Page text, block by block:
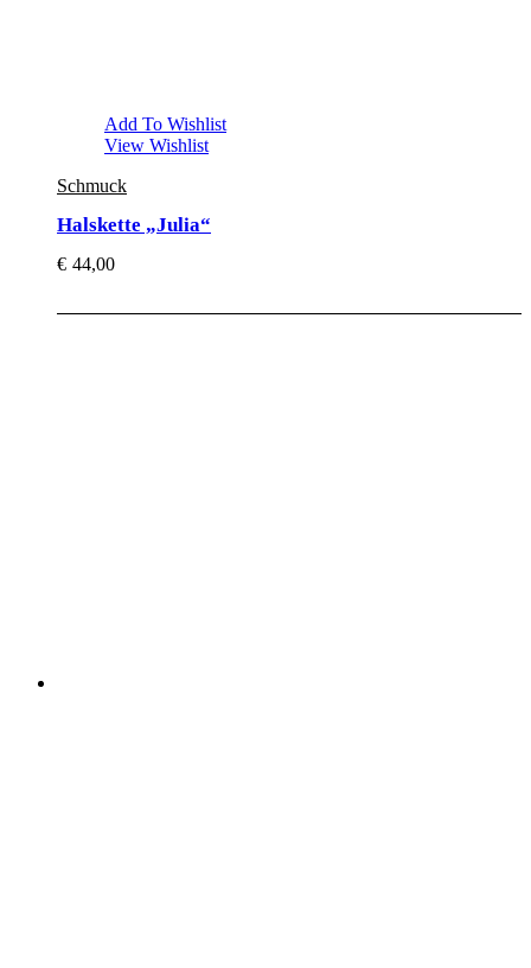
Add To Wishlist
View Wishlist
Schmuck
Halskette „Julia“
€ 44,00